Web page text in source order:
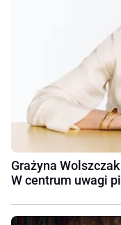
Grażyna
W centrum uwagi